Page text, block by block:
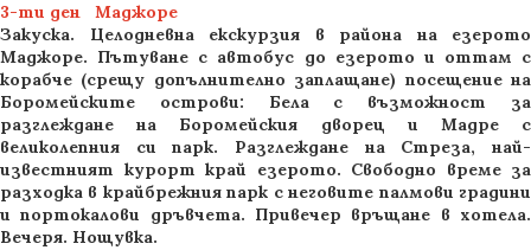
3-ти ден Маджоре
Закуска. Целодневна екскурзия в района на езерото
Маджоре. Пътуване с автобус до езерото и оттам с
корабче (срещу допълнително заплащане) посещение на
Боромейските острови: Бела с възможност за
разглеждане на Боромейския дворец и Мадре с
великолепния си парк. Разглеждане на Стреза, най-
известният курорт край езерото. Свободно време за
разходка в крайбрежния парк с неговите палмови градини
и портокалови дръвчета. Привечер връщане в хотела.
Вечеря. Нощувка.